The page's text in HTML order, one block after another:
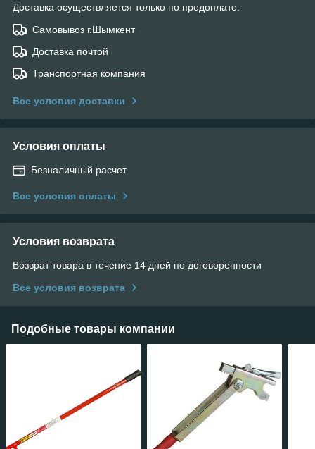
Доставка осуществляется только по предоплате.
Самовывоз г.Шымкент
Доставка почтой
Транспортная компания
Все условия доставки
Условия оплаты
Безналичный расчет
Все условия оплаты
Условия возврата
Возврат товара в течение 14 дней по договоренности
Все условия возврата
Подобные товары компании